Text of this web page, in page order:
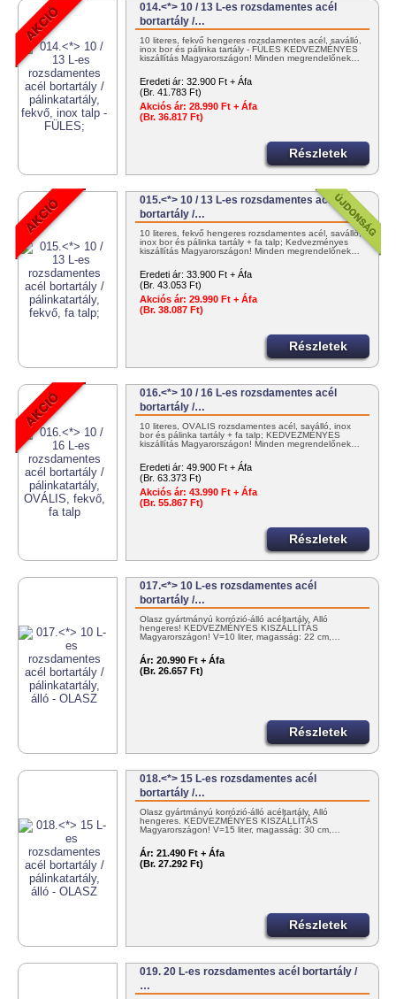
014.<*> 10 / 13 L-es rozsdamentes acél
bortartály /…
10 literes, fekvő hengeres rozsdamentes acél, saválló,
inox bor és pálinka tartály - FÜLES KEDVEZMÉNYES
kiszállítás Magyarországon! Minden megrendelőnek…
Eredeti ár: 32.900 Ft + Áfa
(Br. 41.783 Ft)
Akciós ár: 28.990 Ft + Áfa
(Br. 36.817 Ft)
Részletek
015.<*> 10 / 13 L-es rozsdamentes acél
bortartály /…
10 literes, fekvő hengeres rozsdamentes acél, saválló,
inox bor és pálinka tartály + fa talp; Kedvezményes
kiszállítás Magyarországon! Minden megrendelőnek…
Eredeti ár: 33.900 Ft + Áfa
(Br. 43.053 Ft)
Akciós ár: 29.990 Ft + Áfa
(Br. 38.087 Ft)
Részletek
016.<*> 10 / 16 L-es rozsdamentes acél
bortartály /…
10 literes, OVÁLIS rozsdamentes acél, saválló, inox
bor és pálinka tartály + fa talp; KEDVEZMÉNYES
kiszállítás Magyarországon! Minden megrendelőnek…
Eredeti ár: 49.900 Ft + Áfa
(Br. 63.373 Ft)
Akciós ár: 43.990 Ft + Áfa
(Br. 55.867 Ft)
Részletek
017.<*> 10 L-es rozsdamentes acél
bortartály /…
Olasz gyártmányú korrózió-álló acéltartály. Álló
hengeres! KEDVEZMÉNYES KISZÁLLÍTÁS
Magyarországon! V=10 liter, magasság: 22 cm,…
Ár: 20.990 Ft + Áfa
(Br. 26.657 Ft)
Részletek
018.<*> 15 L-es rozsdamentes acél
bortartály /…
Olasz gyártmányú korrózió-álló acéltartály. Álló
hengeres. KEDVEZMÉNYES KISZÁLLÍTÁS
Magyarországon! V=15 liter, magasság: 30 cm,…
Ár: 21.490 Ft + Áfa
(Br. 27.292 Ft)
Részletek
019. 20 L-es rozsdamentes acél bortartály /
…